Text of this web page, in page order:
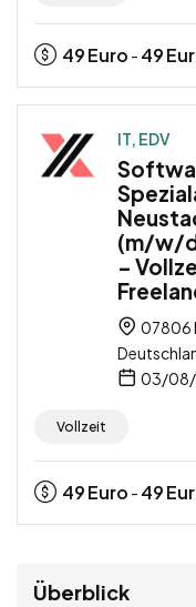
49Euro - 49
IT, EDV
(m/w/
–
07806
03/
Vollzeit
49Euro - 49
Überblick